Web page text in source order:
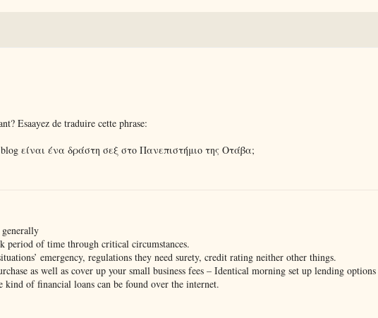
Esaayez de traduire cette phrase:
είναι ένα δράστη σεξ στο Πανεπιστήμιο της Οτάβα;
period of time through critical circumstances.
emergency, regulations they need surety, credit rating neither other things.
as well as cover up your small business fees – Identical morning set up lending
kind of financial loans can be found over the internet.